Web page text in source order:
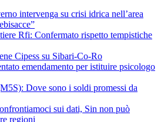
intervenga su crisi idrica nell’area
Rfi: Confermato rispetto tempistiche
Cipess su Sibari-Co-Ro
emendamento per istituire psicologo
Dove sono i soldi promessi da
sui dati, Sin non può
regioni